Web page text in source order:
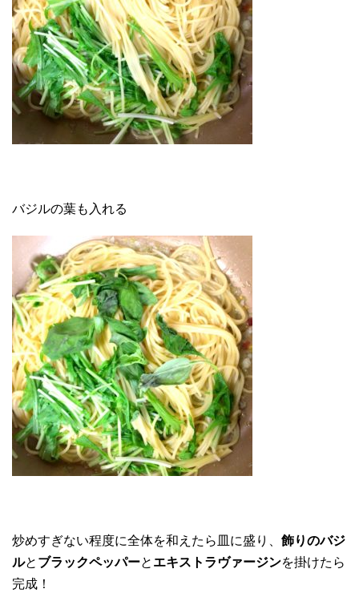
バジルの葉も入れる
炒めすぎない程度に全体を和えたら皿に盛り、 飾りのバジ
ルと ブラックペッパーと エキストラヴァージンを掛けたら
完成！